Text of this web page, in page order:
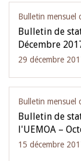
Bulletin mensuel
Bulletin de
Décembre
29 décembre
Bulletin mensuel
Bulletin de
l'UEMOA –
15 décembre